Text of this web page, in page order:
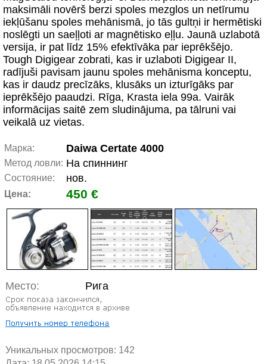
maksimāli novērš berzi spoles mezglos un netīrumu
iekļūšanu spoles mehānismā, jo tās gultņi ir hermētiski
noslēgti un saeļļoti ar magnētisko eļļu. Jaunā uzlabotā
versija, ir pat līdz 15% efektīvāka par ieprēkšējo.
Tough Digigear zobrati, kas ir uzlaboti Digigear II,
radījuši pavisam jaunu spoles mehānisma konceptu,
kas ir daudz precīzāks, klusāks un izturīgāks par
ieprēkšējo paaudzi. Rīga, Krasta iela 99a. Vairāk
informācijas saitē zem sludinājuma, pa tālruni vai
veikalā uz vietas.
Марка: Daiwa Certate 4000
Метод ловли: На спиннинг
Состояние: нов.
Цена: 450 €
Место: Рига
Уникальных просмотров: 142